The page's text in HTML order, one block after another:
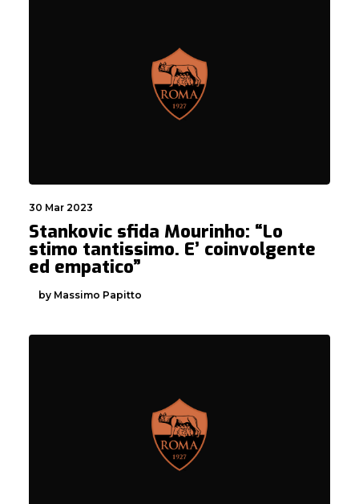
30 Mar 2023
Stankovic sfida Mourinho: “Lo
stimo tantissimo. E’ coinvolgente
ed empatico”
by Massimo Papitto